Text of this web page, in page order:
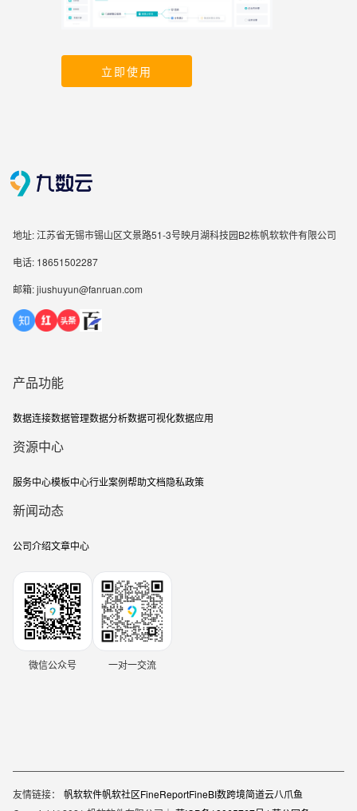
立即使用
地址: 江苏省无锡市锡山区文景路51-3号映月湖科技园B2栋帆软软件有限公司
电话: 18651502287
邮箱: jiushuyun@fanruan.com
产品功能
数据连接数据管理数据分析数据可视化数据应用
资源中心
服务中心模板中心行业案例帮助文档隐私政策
新闻动态
公司介绍文章中心
微信公众号 一对一交流
友情链接： 帆软软件帆软社区FineReportFineBI数跨境简道云八爪鱼